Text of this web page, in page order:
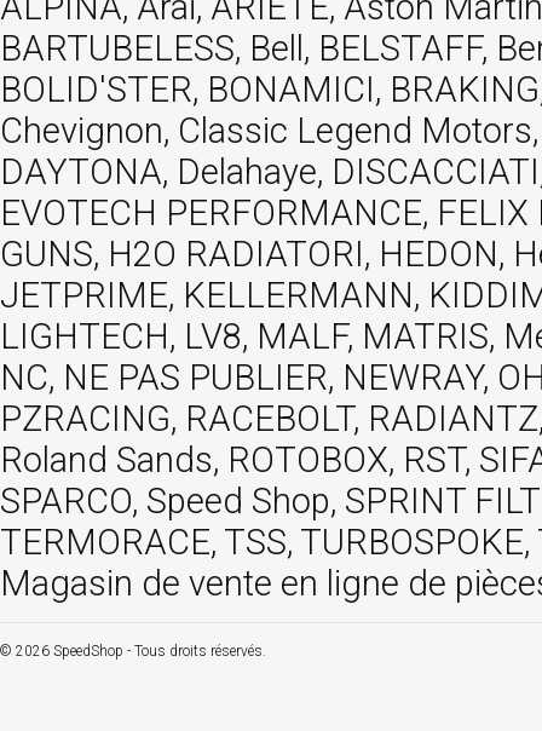
BARTUBELESS, Bell, BELSTAFF,
BOLID'STER, BONAMICI,
Chevignon, Classic Legend
DAYTONA, Delahaye,
EVOTECH PERFORMANCE,
GUNS, H2O RADIATORI, HEDON,
JETPRIME, KELLERMANN,
LIGHTECH, LV8, MALF, MATRIS,
NC, NE PAS PUBLIER, NEWRAY,
PZRACING, RACEBOLT,
Roland Sands, ROTOBOX, RST,
SPARCO, Speed Shop, SPRINT
TERMORACE, TSS,
Magasin de vente en ligne de
© 2026 SpeedShop - Tous droits réservés.